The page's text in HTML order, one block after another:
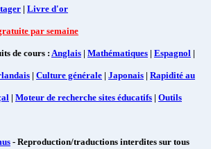
| Livre d'or
par semaine
de cours : Anglais | Mathématiques | Espagnol |
| Culture générale | Japonais | Rapidité au
| Moteur de recherche sites éducatifs | Outils
- Reproduction/traductions interdites sur tous